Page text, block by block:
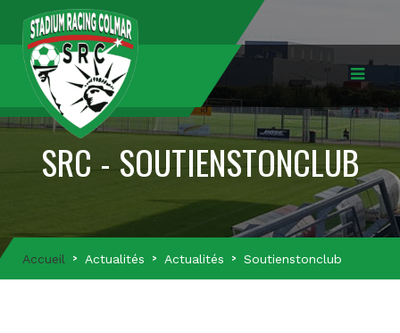
SRC - SOUTIENSTONCLUB
Accueil Actualités Actualités Soutienstonclub